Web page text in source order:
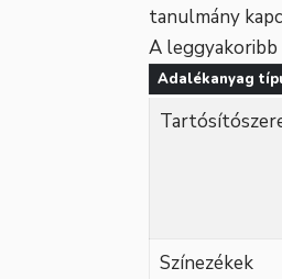
tanulmány
A leggyakoribb
Adalékanyag
Színezékek